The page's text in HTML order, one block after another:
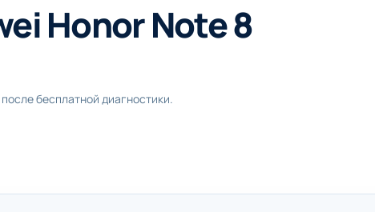
Honor Note 8
бесплатной диагностики.